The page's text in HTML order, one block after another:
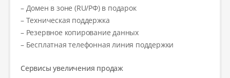
– Домен в зоне (RU/РФ) в подарок
– Техническая поддержка
– Резервное копирование данных
– Бесплатная телефонная линия поддержки
Сервисы увеличения продаж